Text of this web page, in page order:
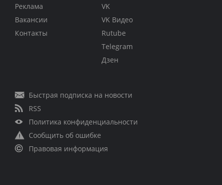
Реклама
Вакансии
Контакты
VK
VK Видео
Rutube
Telegram
Дзен
Быстрая подписка на новости
RSS
Политика конфиденциальности
Сообщить об ошибке
Правовая информация